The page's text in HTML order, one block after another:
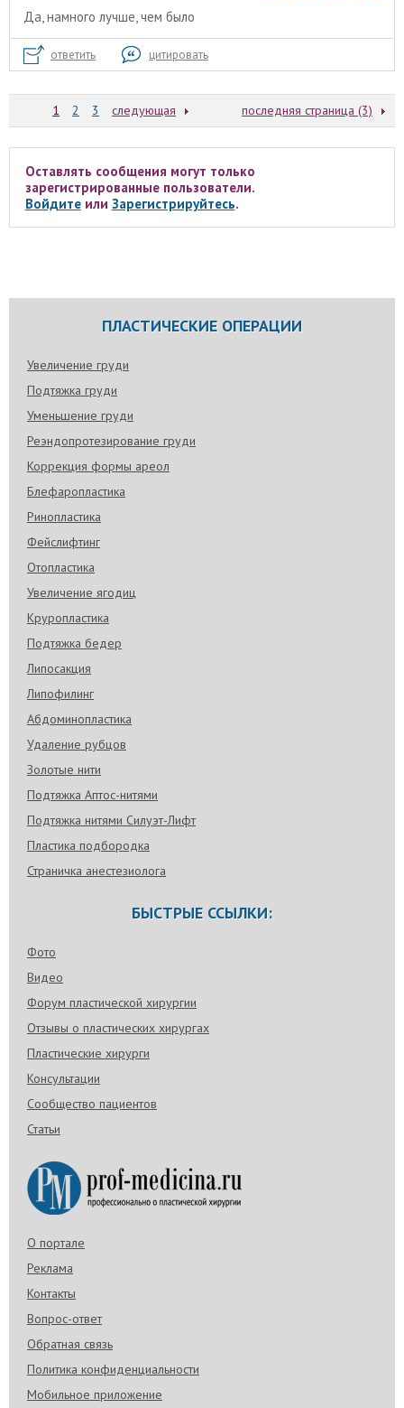
Да, намного лучше, чем было
ответить цитировать
1 2 3 следующая последняя страница (3)
Оставлять сообщения могут только
зарегистрированные пользователи.
Войдитеили Зарегистрируйтесь.
ПЛАСТИЧЕСКИЕ ОПЕРАЦИИ
Увеличение груди
Подтяжка груди
Уменьшение груди
Реэндопротезирование груди
Коррекция формы ареол
Блефаропластика
Ринопластика
Фейслифтинг
Отопластика
Увеличение ягодиц
Круропластика
Подтяжка бедер
Липосакция
Липофилинг
Абдоминопластика
Удаление рубцов
Золотые нити
Подтяжка Аптос-нитями
Подтяжка нитями Силуэт-Лифт
Пластика подбородка
Страничка анестезиолога
БЫСТРЫЕ ССЫЛКИ:
Фото
Видео
Форум пластической хирургии
Отзывы о пластических хирургах
Пластические хирурги
Консультации
Сообщество пациентов
Статьи
О портале
Реклама
Контакты
Вопрос-ответ
Обратная связь
Политика конфиденциальности
Мобильное приложение